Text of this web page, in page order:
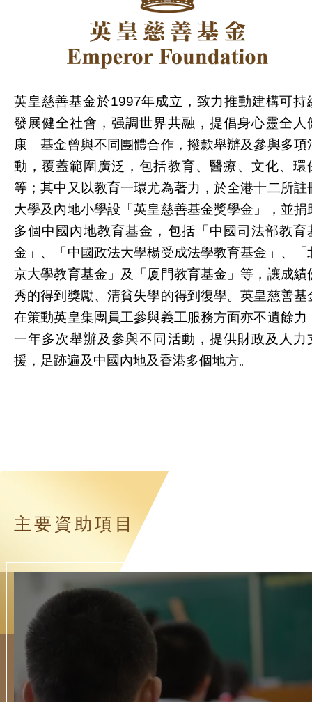
英皇慈善基金於1997年成立，致力推動建構可持
發展健全社會，强調世界共融，提倡身心靈全人
康。基金曾與不同團體合作，撥款舉辦及參與多項
動，覆蓋範圍廣泛，包括教育、醫療、文化、環
等；其中又以教育一環尤為著力，於全港十二所註
大學及內地小學設「英皇慈善基金獎學金」，並捐
多個中國內地教育基金，包括「中國司法部教育
金」、「中國政法大學楊受成法學教育基金」、「
京大學教育基金」及「厦門教育基金」等，讓成績
秀的得到獎勵、清貧失學的得到復學。英皇慈善基
在策動英皇集團員工參與義工服務方面亦不遺餘力
一年多次舉辦及參與不同活動，提供財政及人力
援，足跡遍及中國內地及香港多個地方。
主要資助項目